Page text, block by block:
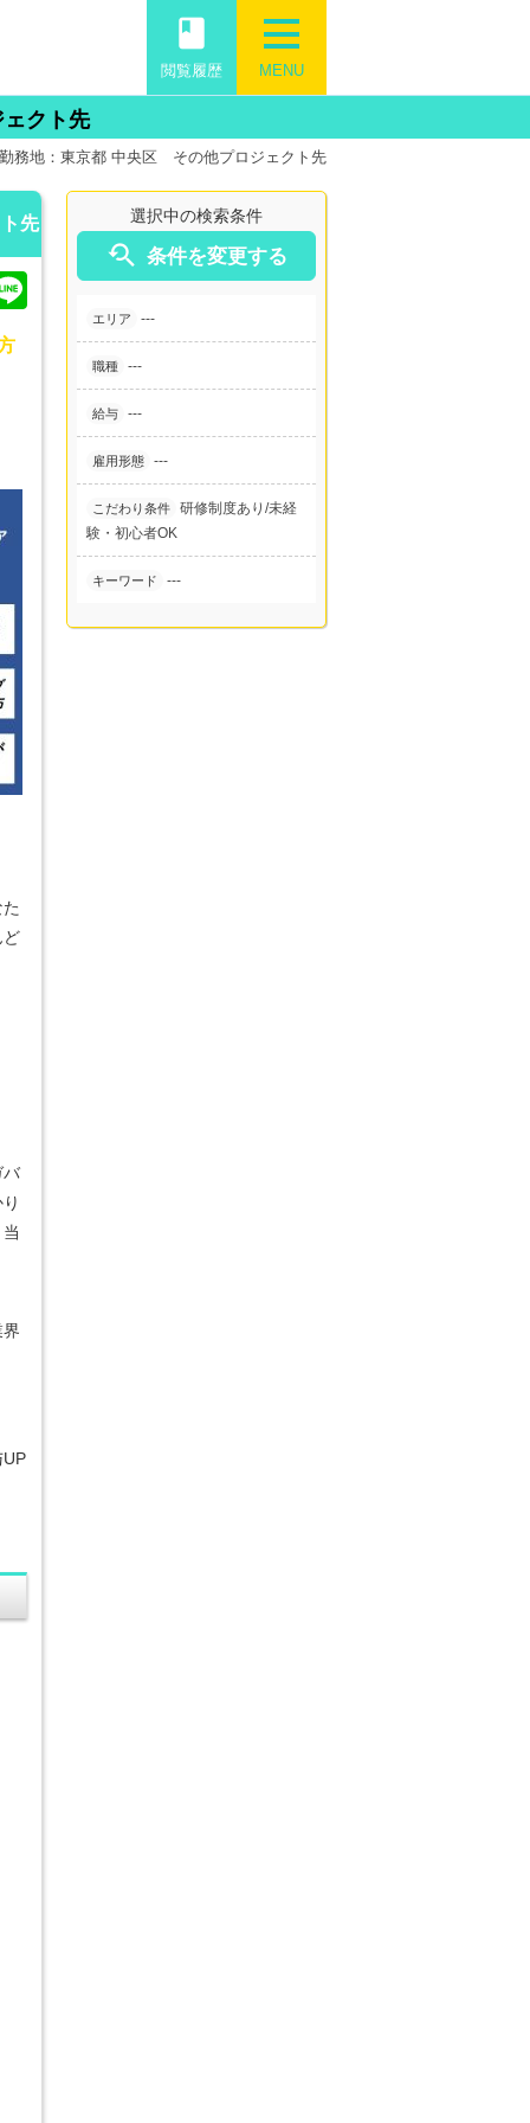
MENU
book
閲覧履歴
クト先
務地：東京都 中央区 その他プロジェクト先
選択中の検索条件
 条件を変更する
エリア ---
職種 ---
給与 ---
雇用形態 ---
こだわり条件 研修制度あり 未経
験・初心者OK
キーワード ---
先
ど
バ